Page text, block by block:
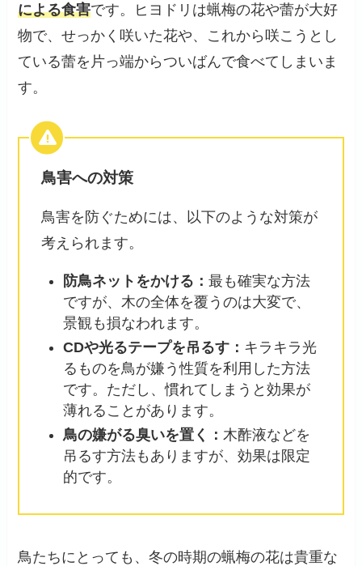
による食害です。ヒヨドリは蝋梅の花や蕾が大好
物で、せっかく咲いた花や、これから咲こうとし
ている蕾を片っ端からついばんで食べてしまいま
す。
鳥害への対策
鳥害を防ぐためには、以下のような対策が
考えられます。
防鳥ネットをかける：最も確実な方法
ですが、木の全体を覆うのは大変で、
景観も損なわれます。
CDや光るテープを吊るす： キラキラ光
るものを鳥が嫌う性質を利用した方法
です。ただし、慣れてしまうと効果が
薄れることがあります。
鳥の嫌がる臭いを置く：木酢液などを
吊るす方法もありますが、効果は限定
的です。
鳥たちにとっても、冬の時期の蝋梅の花は貴重な